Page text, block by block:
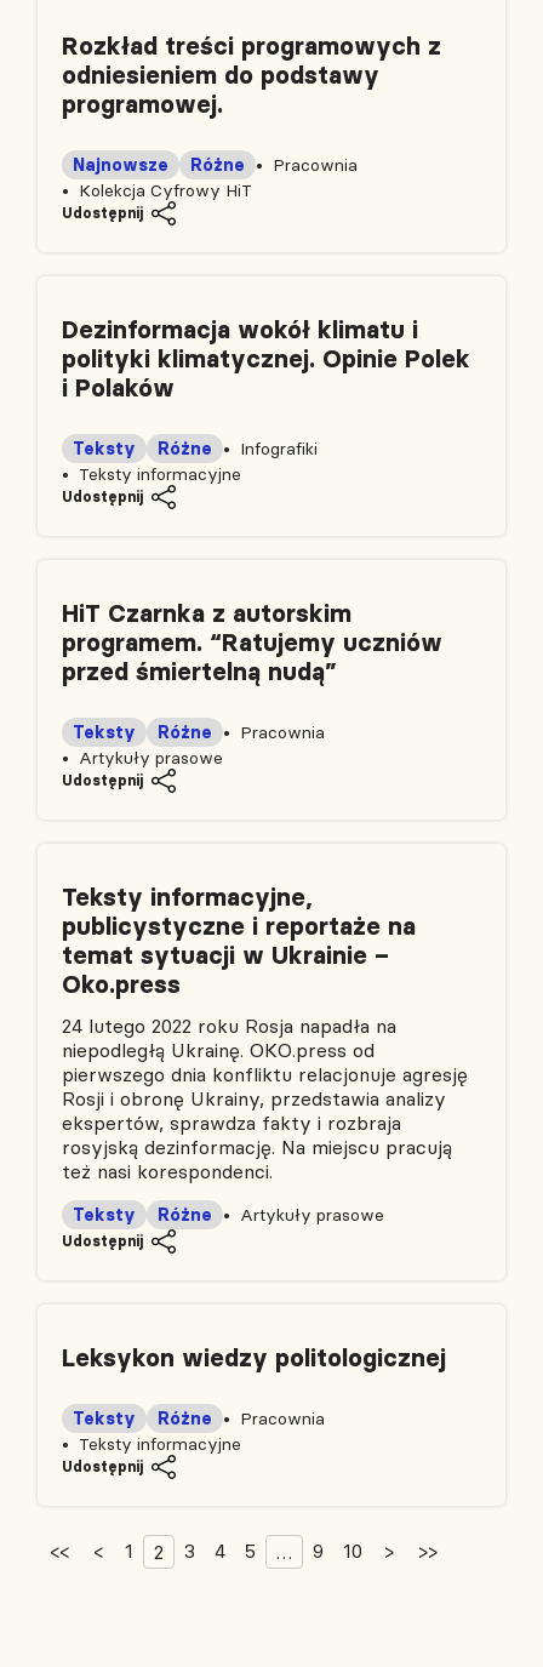
Rozkład treści programowych z
odniesieniem do podstawy
programowej.
Pracownia
Najnowsze
Kolekcja Cyfrowy HiT
Różne
Udostępnij
Dezinformacja wokół klimatu i
polityki klimatycznej. Opinie Polek
i Polaków
Infografiki
Teksty informacyjne
Teksty Różne
Udostępnij
HiT Czarnka z autorskim
programem. “Ratujemy uczniów
przed śmiertelną nudą”
Pracownia
Teksty
Różne
Artykuły prasowe
Udostępnij
Teksty informacyjne,
publicystyczne i reportaże na
temat sytuacji w Ukrainie –
Oko.press
24 lutego 2022 roku Rosja napadła na
niepodległą Ukrainę. OKO.press od
pierwszego dnia konfliktu relacjonuje agresję
Rosji i obronę Ukrainy, przedstawia analizy
ekspertów, sprawdza fakty i rozbraja
rosyjską dezinformację. Na miejscu pracują
też nasi korespondenci.
Teksty Różne Artykuły prasowe
Udostępnij
Leksykon wiedzy politologicznej
Pracownia
Teksty informacyjne
Teksty Różne
Udostępnij
<< < 1 2 3 4 5 … 9 10 > >>